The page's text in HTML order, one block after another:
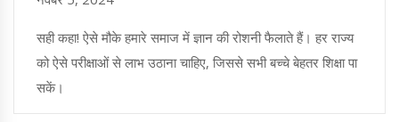
सही कहा! ऐसे मौके हमारे समाज में ज्ञान की रोशनी फैलाते हैं। हर राज्य
को ऐसे परीक्षाओं से लाभ उठाना चाहिए, जिससे सभी बच्चे बेहतर शिक्षा पा
सकें।